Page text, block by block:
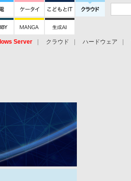
Server クラウド ハードウェア